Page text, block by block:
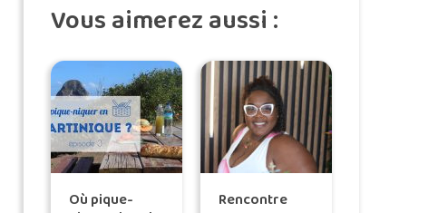
Vous aimerez aussi :
Où pique-
Rencontre